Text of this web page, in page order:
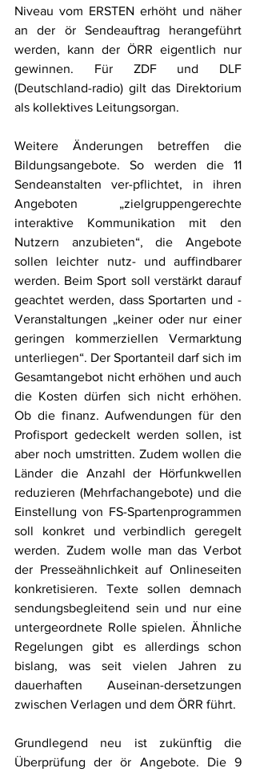
Niveau vom ERSTEN erhöht und näher
an der ör Sendeauftrag herangeführt
werden, kann der ÖRR eigentlich nur
gewinnen. Für ZDF und DLF
(Deutschland-radio) gilt das Direktorium
als kollektives Leitungsorgan.
Weitere Änderungen betreffen die
Bildungsangebote. So werden die 11
Sendeanstalten ver-pflichtet, in ihren
Angeboten „zielgruppengerechte
interaktive Kommunikation mit den
Nutzern anzubieten“, die Angebote
sollen leichter nutz- und auffindbarer
werden. Beim Sport soll verstärkt darauf
geachtet werden, dass Sportarten und -
Veranstaltungen „keiner oder nur einer
geringen kommerziellen Vermarktung
unterliegen“. Der Sportanteil darf sich im
Gesamtangebot nicht erhöhen und auch
die Kosten dürfen sich nicht erhöhen.
Ob die finanz. Aufwendungen für den
Profisport gedeckelt werden sollen, ist
aber noch umstritten. Zudem wollen die
Länder die Anzahl der Hörfunkwellen
reduzieren (Mehrfachangebote) und die
Einstellung von FS-Spartenprogrammen
soll konkret und verbindlich geregelt
werden. Zudem wolle man das Verbot
der Presseähnlichkeit auf Onlineseiten
konkretisieren. Texte sollen demnach
sendungsbegleitend sein und nur eine
untergeordnete Rolle spielen. Ähnliche
Regelungen gibt es allerdings schon
bislang, was seit vielen Jahren zu
dauerhaften Auseinan-dersetzungen
zwischen Verlagen und dem ÖRR führt.
Grundlegend neu ist zukünftig die
Überprüfung der ör Angebote. Die 9